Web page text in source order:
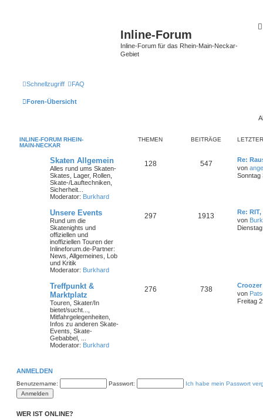
Inline-Forum
Inline-Forum für das Rhein-Main-Neckar-
Gebiet
Schnellzugriff FAQ
Foren-Übersicht
INLINE-FORUM RHEIN-
MAIN-NECKAR
THEMEN BEITRÄGE
Skaten Allgemein
Alles rund ums Skaten-
Skates, Lager, Rollen,
Skate-/Lauftechniken,
Sicherheit...
Moderator: Burkhard
128 547
Re:
von
Sonntag
Unsere Events
Rund um die
Skatenights und
offiziellen und
inoffiziellen Touren der
Inlineforum.de-Partner:
News, Allgemeines, Lob
und Kritik
Moderator: Burkhard
297 1913
Re:
von
Treffpunkt &
Marktplatz
Touren, Skater/In
bietet/sucht...,
Mitfahrgelegenheiten,
Infos zu anderen Skate-
Events, Skate-
Gebabbel, ...
Moderator: Burkhard
276 738
von
Freitag
ANMELDEN
Benutzername: Passwort: Ich habe mein Passwort
WER IST ONLINE?